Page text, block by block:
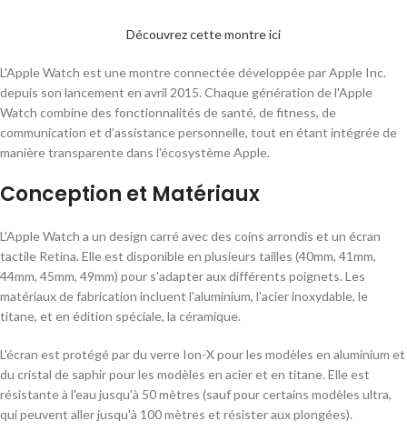
Découvrez cette montre ici
L'Apple Watch est une montre connectée développée par Apple Inc.
depuis son lancement en avril 2015. Chaque génération de l'Apple
Watch combine des fonctionnalités de santé, de fitness, de
communication et d’assistance personnelle, tout en étant intégrée de
manière transparente dans l'écosystème Apple.
Conception et Matériaux
L'Apple Watch a un design carré avec des coins arrondis et un écran
tactile Retina. Elle est disponible en plusieurs tailles (40mm, 41mm,
44mm, 45mm, 49mm) pour s'adapter aux différents poignets. Les
matériaux de fabrication incluent l'aluminium, l'acier inoxydable, le
titane, et en édition spéciale, la céramique.
L'écran est protégé par du verre Ion-X pour les modèles en aluminium et
du cristal de saphir pour les modèles en acier et en titane. Elle est
résistante à l'eau jusqu'à 50 mètres (sauf pour certains modèles ultra,
qui peuvent aller jusqu'à 100 mètres et résister aux plongées).